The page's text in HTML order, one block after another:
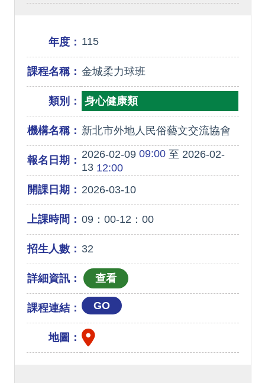
年度： 115
課程名稱： 金城柔力球班
類別： 身心健康類
機構名稱： 新北市外地人民俗藝文交流協會
報名日期： 2026-02-0909:00至 2026-02-
1312:00
開課日期： 2026-03-10
上課時間： 09：00-12：00
招生人數： 32
詳細資訊：
課程連結： GO
地圖：